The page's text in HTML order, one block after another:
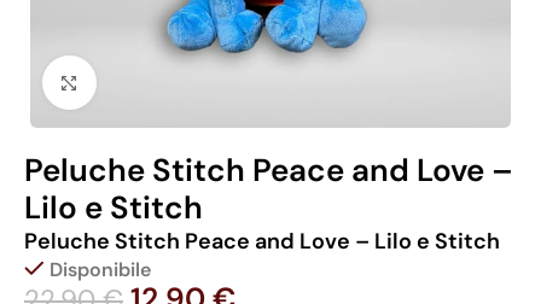
Click to enlarge
Peluche Stitch Peace and Love –
Lilo e Stitch
Peluche Stitch Peace and Love – Lilo e Stitch
Disponibile